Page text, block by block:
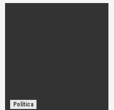
Política